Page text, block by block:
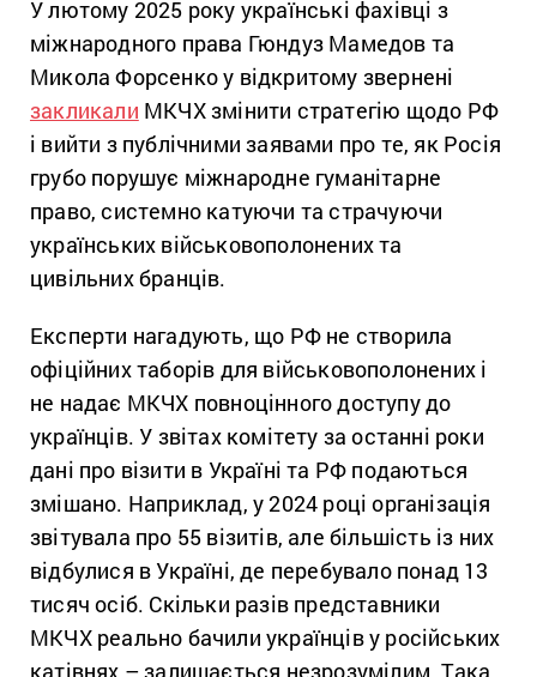
У лютому 2025 року українські фахівці з
міжнародного права Гюндуз Мамедов та
Микола Форсенко у відкритому звернені
закликали МКЧХ змінити стратегію щодо РФ
і вийти з публічними заявами про те, як Росія
грубо порушує міжнародне гуманітарне
право, системно катуючи та страчуючи
українських військовополонених та
цивільних бранців.
Експерти нагадують, що РФ не створила
офіційних таборів для військовополонених і
не надає МКЧХ повноцінного доступу до
українців. У звітах комітету за останні роки
дані про візити в Україні та РФ подаються
змішано. Наприклад, у 2024 році організація
звітувала про 55 візитів, але більшість із них
відбулися в Україні, де перебувало понад 13
тисяч осіб. Скільки разів представники
МКЧХ реально бачили українців у російських
катівнях – залишається незрозумілим. Така